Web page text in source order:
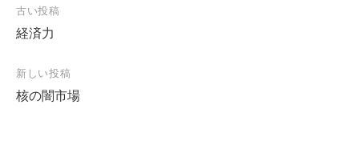
投
稿
ナ
ビ
ゲ
古い投稿
経済力
新しい投稿
核の闇市場